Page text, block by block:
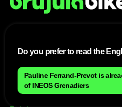
Aviso Legal
Anúnciate con nosotros
Política de cookies
Política de privacidad
Do you prefer to read the
Pauline Ferrand-Prevot is
of INEOS Grenadiers